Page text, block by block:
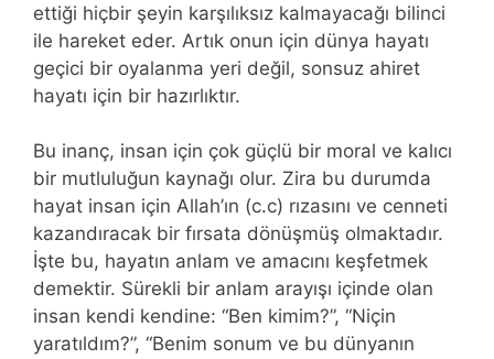
ettiği hiçbir şeyin karşılıksız kalmayacağı bilinci
ile hareket eder. Artık onun için dünya hayatı
geçici bir oyalanma yeri değil, sonsuz ahiret
hayatı için bir hazırlıktır.
Bu inanç, insan için çok güçlü bir moral ve kalıcı
bir mutluluğun kaynağı olur. Zira bu durumda
hayat insan için Allah’ın (c.c) rızasını ve cenneti
kazandıracak bir fırsata dönüşmüş olmaktadır.
İşte bu, hayatın anlam ve amacını keşfetmek
demektir. Sürekli bir anlam arayışı içinde olan
insan kendi kendine: “Ben kimim?”, “Niçin
yaratıldım?”, “Benim sonum ve bu dünyanın